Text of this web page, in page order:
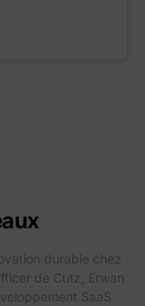
durable chez
de Cutz, Erwan
SaaS